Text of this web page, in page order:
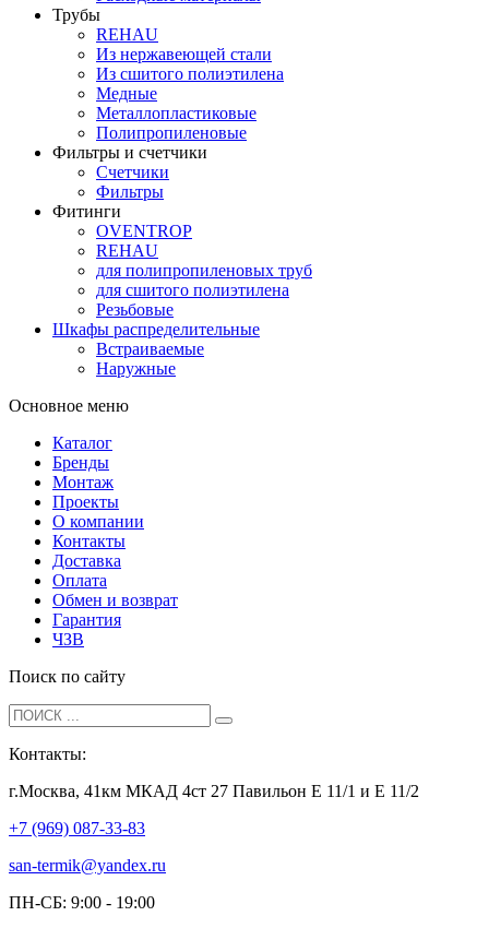
Трубы
REHAU
Из нержавеющей стали
Из сшитого полиэтилена
Медные
Металлопластиковые
Полипропиленовые
Фильтры и счетчики
Счетчики
Фильтры
Фитинги
OVENTROP
REHAU
для полипропиленовых труб
для сшитого полиэтилена
Резьбовые
Шкафы распределительные
Встраиваемые
Наружные
Основное меню
Каталог
Бренды
Монтаж
Проекты
О компании
Контакты
Доставка
Оплата
Обмен и возврат
Гарантия
ЧЗВ
Поиск по сайту
Контакты:
г.Москва, 41км МКАД 4ст 27 Павильон Е 11/1 и Е 11/2
+7 (969) 087-33-83
san-termik@yandex.ru
ПН-СБ: 9:00 - 19:00